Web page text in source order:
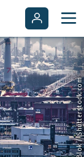
Frans Blok / Shutterstock.com